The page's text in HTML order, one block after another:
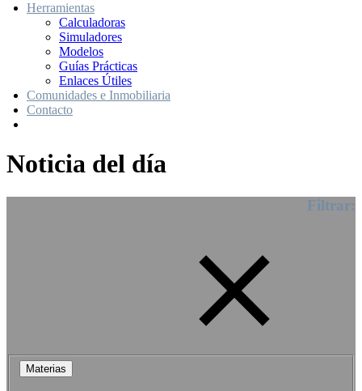
Herramientas
Calculadoras
Simuladores
Modelos
Guías Prácticas
Enlaces Útiles
Comunidades e Inmobiliaria
Contacto
Noticia del día
Filtrar:
Materias